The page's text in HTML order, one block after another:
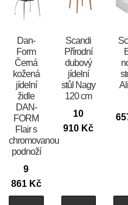
​​​​​Dan-
Form
Černá
kožená
jídelní
židle
DAN-
FORM
Flair s
chromovanou
podnoží
9
861 Kč
Scandi
Přírodní
dubový
jídelní
stůl Nagy
120 cm
10
910 Kč